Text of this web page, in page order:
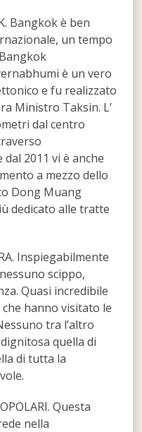
Bangkok è ben
un tempo
è un vero
e fu realizzato
Ministro Taksin. L’
dal centro
2011 vi è anche
a mezzo dello
Dong Muang
dedicato alle tratte
Inspiegabilmente
scippo,
Quasi incredibile
hanno visitato le
tra l’altro
quella di
di tutta la
Questa
nella